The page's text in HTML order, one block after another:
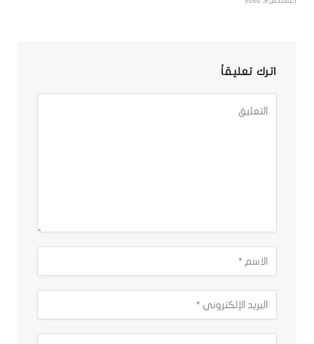
اترك تعليقاً